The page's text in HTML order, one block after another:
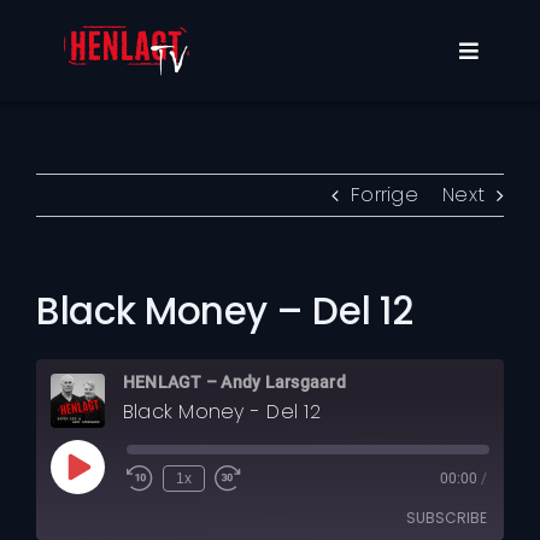
Toggle
Forrige Next
Black Money – Del 12
HENLAGT – Andy Larsgaard
Black Money - Del 12
Play
Episode Rewind
1x
Fast
00:00 /
SUBSCRIBE